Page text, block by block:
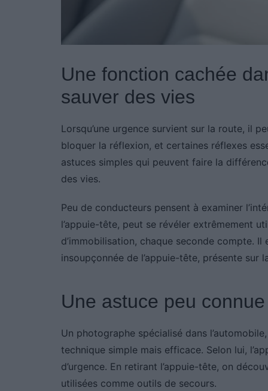
Une fonction cachée
sauver des vies
Lorsqu’une urgence survient sur la route, il
bloquer la réflexion, et certaines réflexes
astuces simples qui peuvent faire la
des vies.
Peu de conducteurs pensent à examiner
l’appuie-tête, peut se révéler extrêmement
d’immobilisation, chaque seconde compte.
insoupçonnée de l’appuie-tête, présente sur
Une astuce peu
Un photographe spécialisé dans
technique simple mais efficace. Selon lui,
d’urgence. En retirant l’appuie-tête, on
utilisées comme outils de secours.